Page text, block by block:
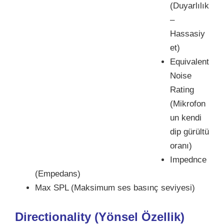
(Duyarlılık
–
Hassasiy
et)
Equivalent
Noise
Rating
(Mikrofon
un kendi
dip gürültü
oranı)
Impednce
(Empedans)
Max SPL (Maksimum ses basınç seviyesi)
Directionality (Yönsel Özellik)